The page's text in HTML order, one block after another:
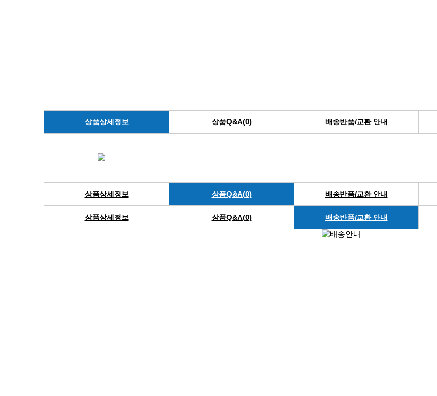
상품상세정보 상품Q&A(0) 배송반품/교환 안내
상품상세정보 상품Q&A(0) 배송반품/교환 안내
상품상세정보 상품Q&A(0) 배송반품/교환 안내